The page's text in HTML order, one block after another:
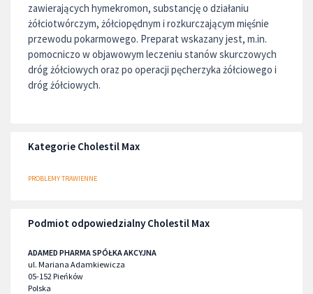
zawierających hymekromon, substancję o działaniu
żółciotwórczym, żółciopędnym i rozkurczającym mięśnie
przewodu pokarmowego. Preparat wskazany jest, m.in.
pomocniczo w objawowym leczeniu stanów skurczowych
dróg żółciowych oraz po operacji pęcherzyka żółciowego i
dróg żółciowych.
Kategorie Cholestil Max
PROBLEMY TRAWIENNE
Podmiot odpowiedzialny Cholestil Max
ADAMED PHARMA SPÓŁKA AKCYJNA
ul. Mariana Adamkiewicza
05-152Pieńków
Polska